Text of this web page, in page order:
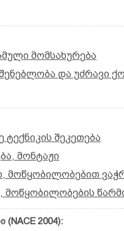
მომსახურება
და უძრავი
შეკეთება
მონტაჟი
მოწყობილობებით
მოწყობილობების
2004):